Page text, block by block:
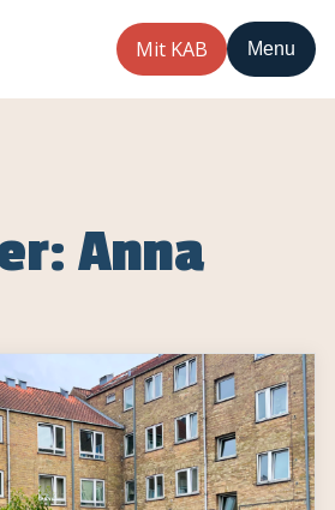
Mit KAB Menu
Anna